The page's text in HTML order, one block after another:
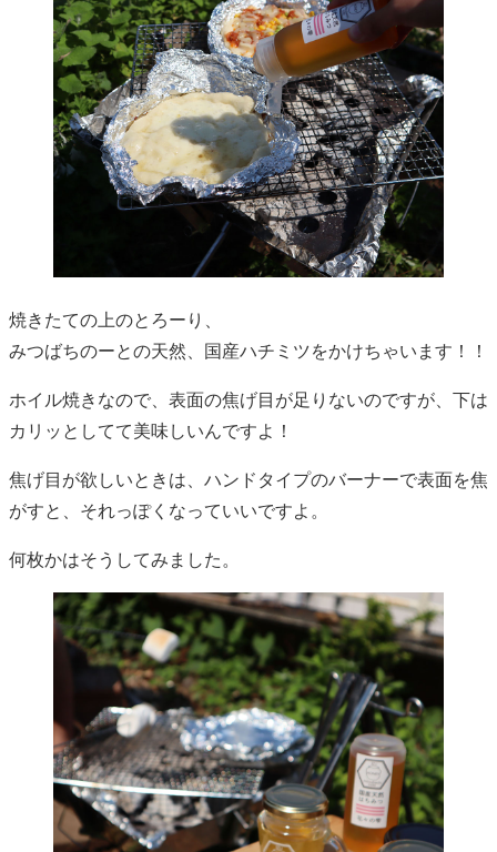
焼きたての上のとろーり、
みつばちのーとの天然、国産ハチミツをかけちゃいます！！
ホイル焼きなので、表面の焦げ目が足りないのですが、下は
カリッとしてて美味しいんですよ！
焦げ目が欲しいときは、ハンドタイプのバーナーで表面を焦
がすと、それっぽくなっていいですよ。
何枚かはそうしてみました。